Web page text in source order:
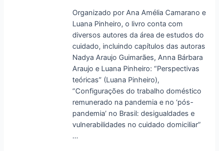
Organizado por Ana Amélia Camarano e
Luana Pinheiro, o livro conta com
diversos autores da área de estudos do
cuidado, incluindo capítulos das autoras
Nadya Araujo Guimarães, Anna Bárbara
Araujo e Luana Pinheiro: “Perspectivas
teóricas” (Luana Pinheiro),
“Configurações do trabalho doméstico
remunerado na pandemia e no ‘pós-
pandemia’ no Brasil: desigualdades e
vulnerabilidades no cuidado domiciliar”
…